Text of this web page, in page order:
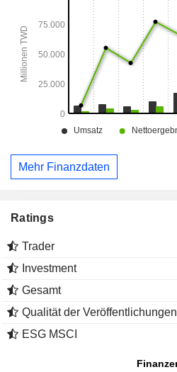
Mehr Finanzdaten
Ratings
Trader
Investment
Gesamt
Qualität der Veröffentlichungen
ESG MSCI